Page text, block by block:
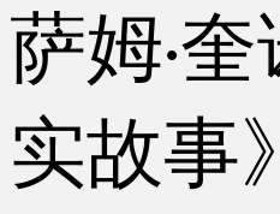
萨姆·奎
实故事